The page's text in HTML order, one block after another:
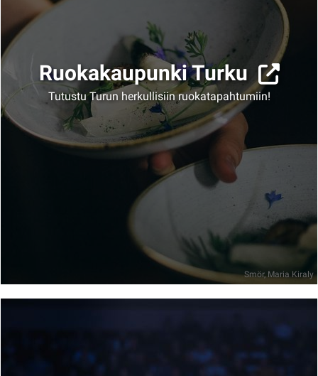
Smör, Maria Kiraly
Ruokakaupunki Turku
Tutustu Turun herkullisiin ruokatapahtumiin!